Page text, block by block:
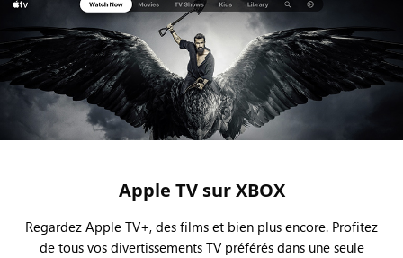
Apple TV sur XBOX
Regardez Apple TV+, des films et bien plus encore. Profitez
de tous vos divertissements TV préférés dans une seule